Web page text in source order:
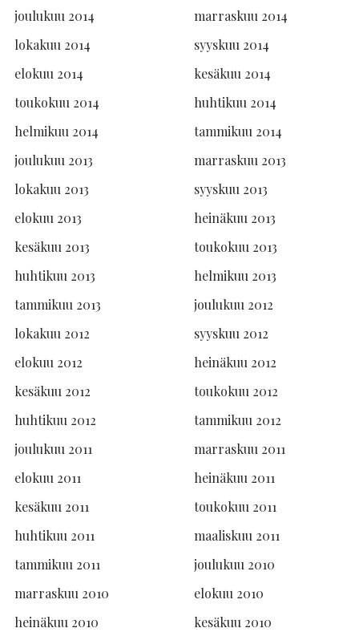
joulukuu 2014
marraskuu 2014
lokakuu 2014
syyskuu 2014
elokuu 2014
kesäkuu 2014
toukokuu 2014
huhtikuu 2014
helmikuu 2014
tammikuu 2014
joulukuu 2013
marraskuu 2013
lokakuu 2013
syyskuu 2013
elokuu 2013
heinäkuu 2013
kesäkuu 2013
toukokuu 2013
huhtikuu 2013
helmikuu 2013
tammikuu 2013
joulukuu 2012
lokakuu 2012
syyskuu 2012
elokuu 2012
heinäkuu 2012
kesäkuu 2012
toukokuu 2012
huhtikuu 2012
tammikuu 2012
joulukuu 2011
marraskuu 2011
elokuu 2011
heinäkuu 2011
kesäkuu 2011
toukokuu 2011
huhtikuu 2011
maaliskuu 2011
tammikuu 2011
joulukuu 2010
marraskuu 2010
elokuu 2010
heinäkuu 2010
kesäkuu 2010